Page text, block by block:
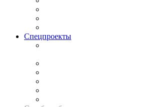
Спецпроекты